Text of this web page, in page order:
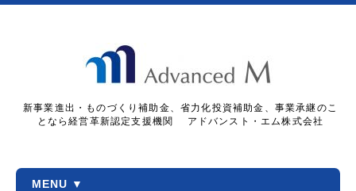
新事業進出・ものづくり補助金、省力化投資補助金、事業承継のこ
となら経営革新認定支援機関 アドバンスト・エム株式会社
MENU ▼